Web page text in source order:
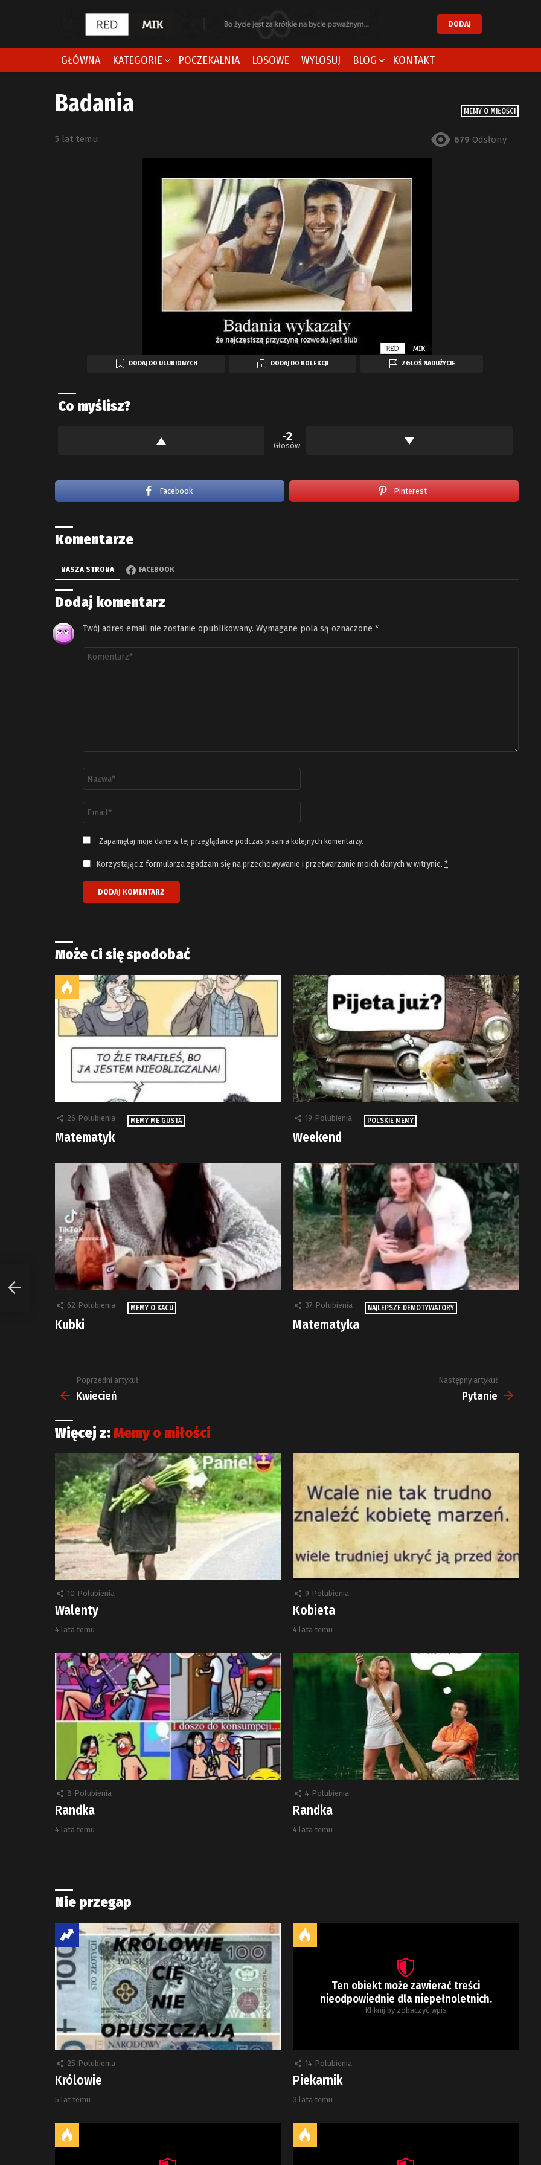
DODAJ
GŁÓWNA KATEGORIE POCZEKALNIA LOSOWE WYLOSUJ BLOG KONTAKT
MEMY O MIŁOŚCI
Badania
5 lat temu 679 Odsłony
DODAJ DO ULUBIONYCH DODAJ DO KOLEKCJI ZGŁOŚ NADUŻYCIE
Co myślisz?
-2
Głosów
Facebook Pinterest
Komentarze
NASZA STRONA FACEBOOK
Dodaj komentarz
Twój adres email nie zostanie opublikowany. Wymagane pola są oznaczone *
Komentarz
email
*
Zapamiętaj moje dane w tej przeglądarce podczas pisania kolejnych komentarzy.
Korzystając z formularza zgadzam się na przechowywanie i przetwarzanie moich danych w witrynie. *
Może Ci się spodobać
26 Polubienia MEMY ME GUSTA
Matematyk
19 Polubienia POLSKIE MEMY
Weekend
62 Polubienia MEMY O KACU
Kubki
37 Polubienia NAJLEPSZE DEMOTYWATORY
Matematyka
Zobacz
więcej
Poprzedni artykuł
Kwiecień
Następny artykuł
Pytanie
Więcej z:Memy o miłości
10 Polubienia
Walenty
4 lata temu
9 Polubienia
Kobieta
4 lata temu
8 Polubienia
Randka
4 lata temu
4 Polubienia
Randka
4 lata temu
Nie przegap
25 Polubienia
Królowie
5 lat temu
Ten obiekt może zawierać treści
nieodpowiednie dla niepełnoletnich.
Kliknij by zobaczyć wpis
14 Polubienia
Piekarnik
3 lata temu